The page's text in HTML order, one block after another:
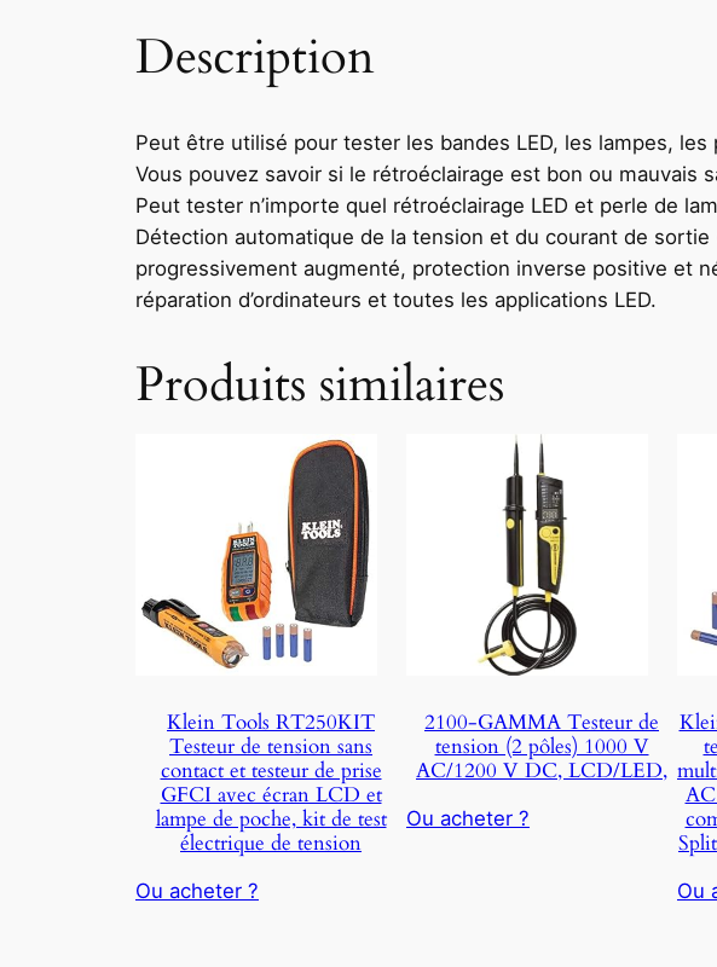
Description
Peut être utilisé pour tester les bandes LED, les lampes, les
Vous pouvez savoir si le rétroéclairage est bon ou mauvais
Peut tester n’importe quel rétroéclairage LED et perle de
Détection automatique de la tension et du courant de
progressivement augmenté, protection inverse positive et
réparation d’ordinateurs et toutes les applications LED.
Produits similaires
Klein Tools RT250KIT
Testeur de tension sans
contact et testeur de prise
GFCI avec écran LCD et
lampe de poche, kit de test
électrique de tension
Ou acheter ?
2100-GAMMA Testeur de
tension (2 pôles) 1000 V
AC/1200 V DC, LCD/LED,
Ou acheter ?
Ou